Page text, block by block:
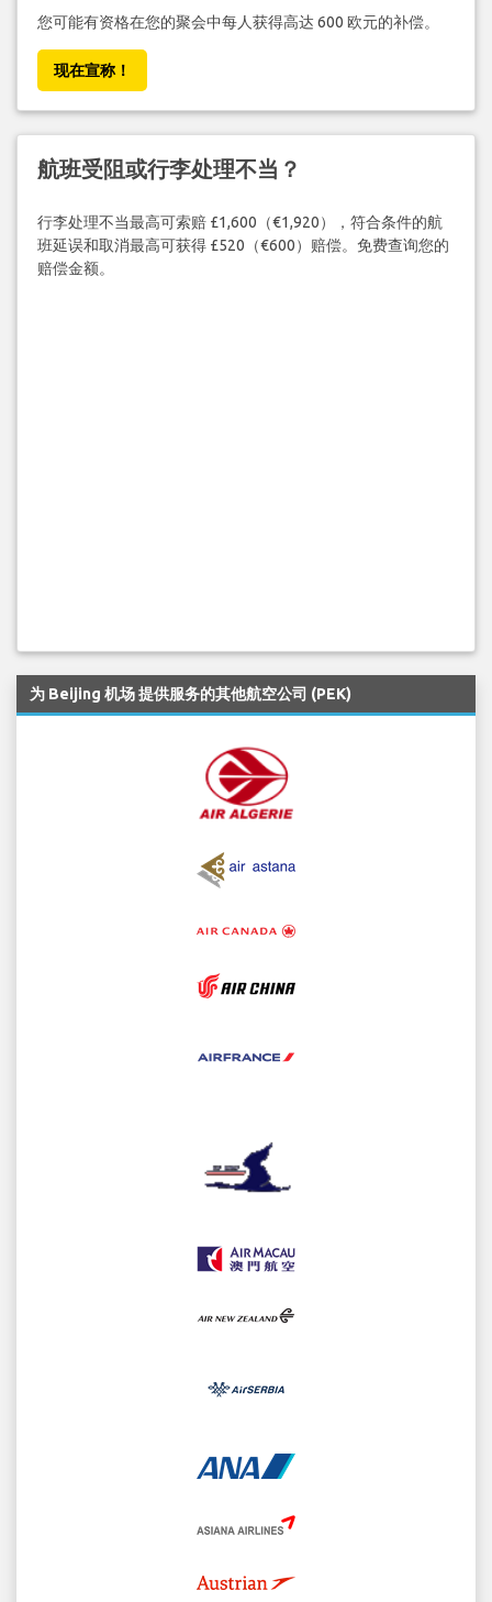
您可能有资格在您的聚会中每人获得高达 600 欧元的补偿。
现在宣称！
航班受阻或行李处理不当？
行李处理不当最高可索赔 £1,600（€1,920），符合条件的航
班延误和取消最高可获得 £520（€600）赔偿。免费查询您的
赔偿金额。
为 Beijing 机场 提供服务的其他航空公司 (PEK)